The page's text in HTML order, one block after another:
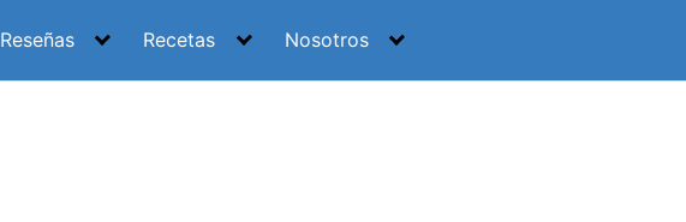
Reseñas Recetas Nosotros